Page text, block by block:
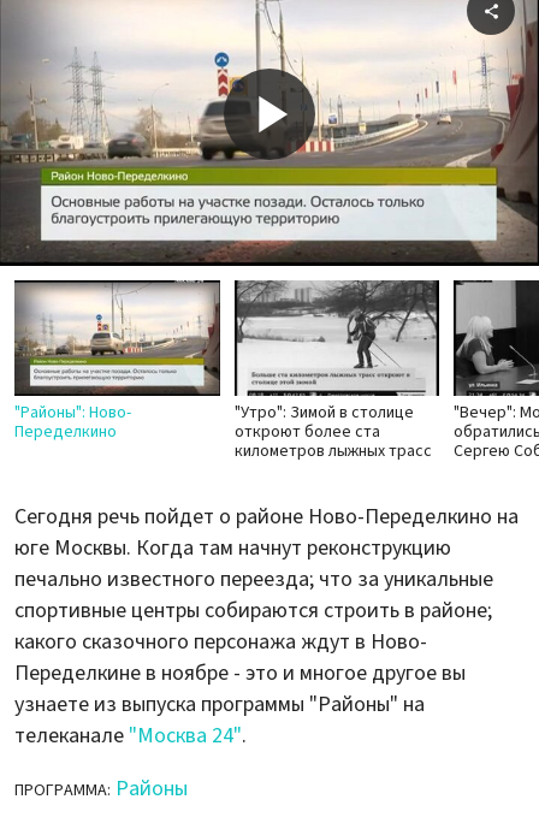
Play
Video
"Районы": Ново-
Переделкино
"Утро": Зимой в столице
откроют более ста
километров лыжных трасс
"Вечер":
Сергею
Сегодня речь пойдет о районе Ново-Переделкино на
юге Москвы. Когда там начнут реконструкцию
печально известного переезда; что за уникальные
спортивные центры собираются строить в районе;
какого сказочного персонажа ждут в Ново-
Переделкине в ноябре - это и многое другое вы
узнаете из выпуска программы "Районы" на
телеканале "Москва 24".
ПРОГРАММА: Районы